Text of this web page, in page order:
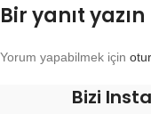
Bir yanıt yazın
Yorum yapabilmek için
Bizi